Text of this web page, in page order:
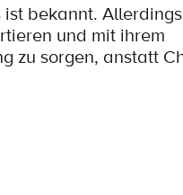
bekannt.
und mit ihrem
zu sorgen, anstatt